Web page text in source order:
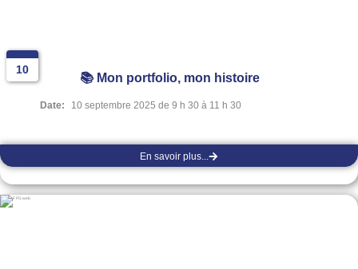
10
📚 Mon portfolio, mon histoire
Date: 10 septembre 2025 de 9 h 30 à 11 h 30
En savoir plus...